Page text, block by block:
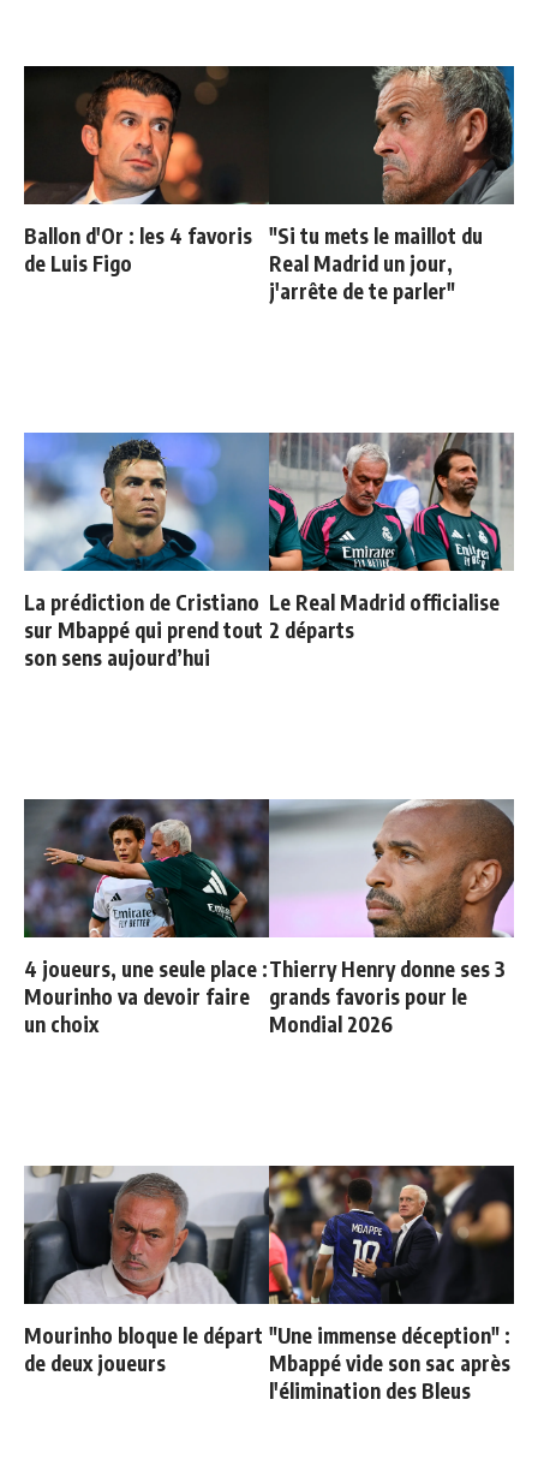
Ballon d'Or : les 4 favoris
de Luis Figo
"Si tu mets le maillot du
Real Madrid un jour,
j'arrête de te parler"
La prédiction de Cristiano
sur Mbappé qui prend tout
son sens aujourd’hui
Le Real Madrid officialise
2 départs
4 joueurs, une seule place :
Mourinho va devoir faire
un choix
Thierry Henry donne ses 3
grands favoris pour le
Mondial 2026
Mourinho bloque le départ
de deux joueurs
"Une immense déception" :
Mbappé vide son sac après
l'élimination des Bleus